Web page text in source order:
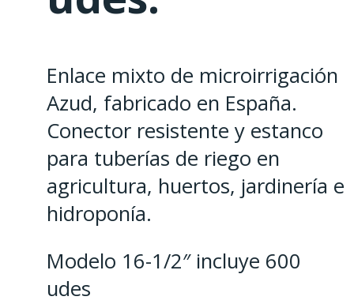
Enlace mixto de microirrigación
Azud, fabricado en España.
Conector resistente y estanco
para tuberías de riego en
agricultura, huertos, jardinería e
hidroponía.
Modelo 16-1/2″ incluye 600
udes